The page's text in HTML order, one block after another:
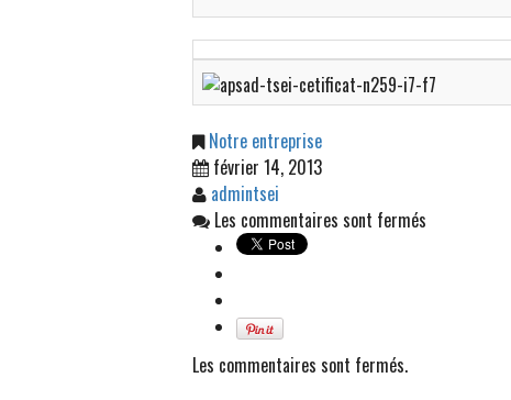
Notre entreprise
février 14, 2013
admintsei
Les commentaires sont fermés
Les commentaires sont fermés.